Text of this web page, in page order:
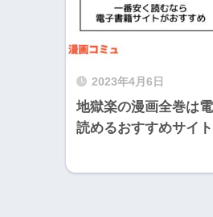
2023年4月6日
地獄楽の漫画全巻は
読めるおすすめサイ